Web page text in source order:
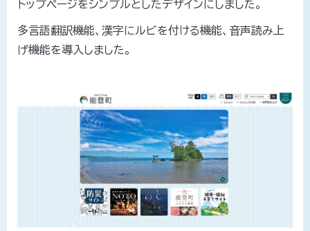
トップページをシンプルとしたデザインにしました。
多言語翻訳機能、漢字にルビを付ける機能、音声読み上
げ機能を導入しました。